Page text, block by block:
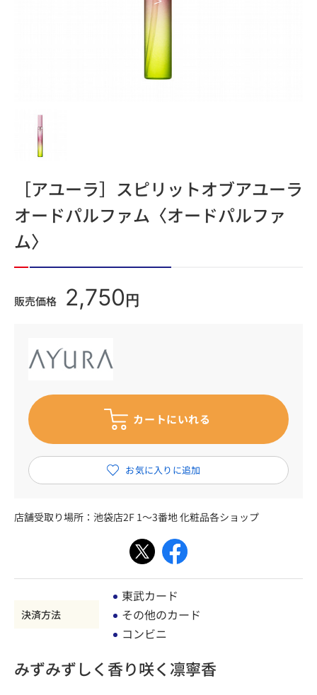
［アユーラ］スピリットオブアユーラ
オードパルファム〈オードパルファ
ム〉
販売価格 2,750 円
店舗受取り場所： 池袋店2F 1～3番地 化粧品各ショップ
決済方法
東武カード
その他のカード
コンビニ
みずみずしく香り咲く凛寧香